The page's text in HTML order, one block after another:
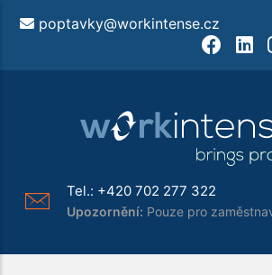
poptavky@workintense.cz
Tel.: +420 702 277 322
Upozornění: Pouze pro